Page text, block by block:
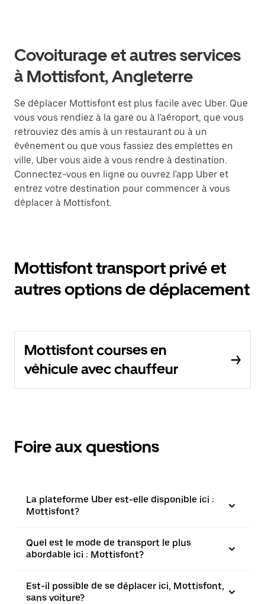
Covoiturage et autres services
à Mottisfont, Angleterre
Se déplacer Mottisfont est plus facile avec Uber. Que
vous vous rendiez à la gare ou à l'aéroport, que vous
retrouviez des amis à un restaurant ou à un
événement ou que vous fassiez des emplettes en
ville, Uber vous aide à vous rendre à destination.
Connectez-vous en ligne ou ouvrez l'app Uber et
entrez votre destination pour commencer à vous
déplacer à Mottisfont.
Mottisfont transport privé et
autres options de déplacement
Mottisfont courses en
véhicule avec chauffeur
Foire aux questions
La plateforme Uber est-elle disponible ici :
Mottisfont?
Quel est le mode de transport le plus
abordable ici : Mottisfont?
Est-il possible de se déplacer ici, Mottisfont,
sans voiture?